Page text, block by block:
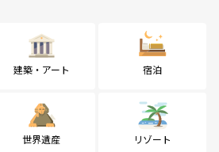
建築・アート 宿泊
世界遺産 リゾート